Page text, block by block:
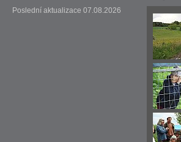
Poslední aktualizace 07.08.2026